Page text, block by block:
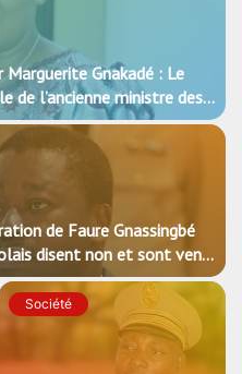
Gnakadé : Le
l’ancienne ministre des
de Faure Gnassingbé
disent non et sont vent
Société